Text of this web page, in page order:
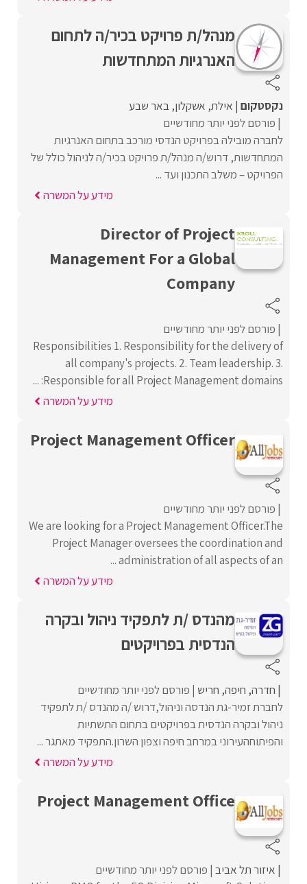
מנהל/ת פרויקט בכיר/ה לתחום
האנרגיות המתחדשות
נקסטקום אילת אשקלון באר שבע
פורסם לפני יותר מחודשיים
לחברה מובילה בפרויקט הנדסי מורכב בתחום האנרגיות
המתחדשות, דרוש/ה מנהל/ת פרויקט בכיר/ה לניהול כולל של
הפרויקט – משלב התכנון ועד ...
מידע על המשרה
Director of Project
Management For a Global
Company
פורסם לפני יותר מחודשיים
Responsibilities 1. Responsibility for the delivery of
all company's projects. 2. Team leadership. 3.
Responsible for all Project Management domains: ...
מידע על המשרה
Project Management Officer
פורסם לפני יותר מחודשיים
We are looking for a Project Management Officer.The
Project Manager oversees the coordination and
administration of all aspects of an ...
מידע על המשרה
מהנדס /ת לתפקיד ניהול ובקרה
הנדסית בפרויקטים
חדרה חיפה חריש פורסם לפני יותר מחודשיים
לחברת זמיר-גת הנדסה וניהול,דרוש /ה מהנדס /ת לתפקיד
ניהול ובקרה הנדסית בפרויקטים בתחום התשתיות
והפיתוחהעירוני במרחב חיפה וצפון השרון.התפקיד מאתגר ...
מידע על המשרה
Project Management Office
איזור תל אביב פורסם לפני יותר מחודשיים